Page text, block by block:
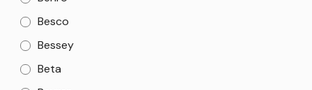
Besco
Bessey
Beta